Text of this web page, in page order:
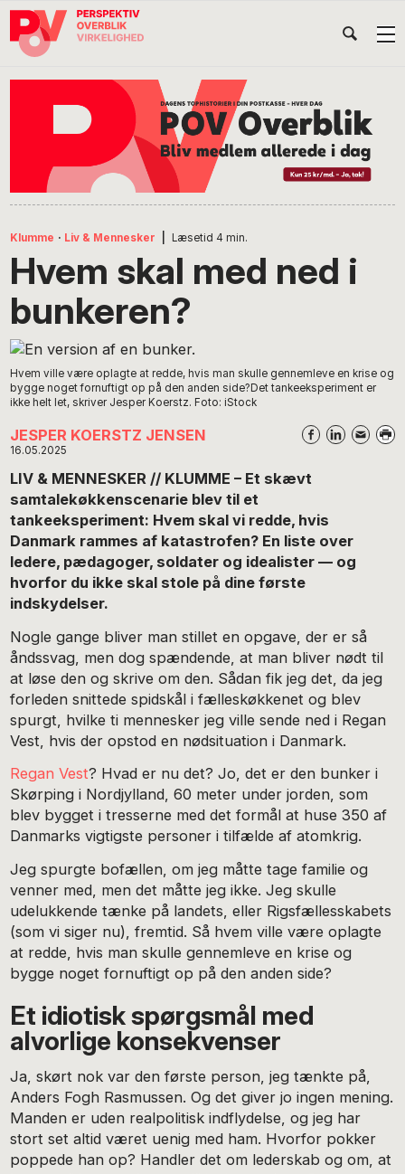
Gå
direkte
Skip
indhold
Gå
direkte
Klumme · Liv & Mennesker Læsetid 4 min.
Hvem skal med ned i
bunkeren?
Hvem ville være oplagte at redde, hvis man skulle gennemleve en krise og
bygge noget fornuftigt op på den anden side?Det tankeeksperiment er
ikke helt let, skriver Jesper Koerstz. Foto: iStock
JESPER KOERSTZ JENSEN
16.05.2025
LIV & MENNESKER // KLUMME – Et skævt
samtalekøkkenscenarie blev til et
tankeeksperiment: Hvem skal vi redde, hvis
Danmark rammes af katastrofen? En liste over
ledere, pædagoger, soldater og idealister — og
hvorfor du ikke skal stole på dine første
indskydelser.
Nogle gange bliver man stillet en opgave, der er så
åndssvag, men dog spændende, at man bliver nødt til
at løse den og skrive om den. Sådan fik jeg det, da jeg
forleden snittede spidskål i fælleskøkkenet og blev
spurgt, hvilke ti mennesker jeg ville sende ned i Regan
Vest, hvis der opstod en nødsituation i Danmark.
Regan Vest? Hvad er nu det? Jo, det er den bunker i
Skørping i Nordjylland, 60 meter under jorden, som
blev bygget i tresserne med det formål at huse 350 af
Danmarks vigtigste personer i tilfælde af atomkrig.
Jeg spurgte bofællen, om jeg måtte tage familie og
venner med, men det måtte jeg ikke. Jeg skulle
udelukkende tænke på landets, eller Rigsfællesskabets
(som vi siger nu), fremtid. Så hvem ville være oplagte
at redde, hvis man skulle gennemleve en krise og
bygge noget fornuftigt op på den anden side?
Et idiotisk spørgsmål med
alvorlige konsekvenser
Ja, skørt nok var den første person, jeg tænkte på,
Anders Fogh Rasmussen. Og det giver jo ingen mening.
Manden er uden realpolitisk indflydelse, og jeg har
stort set altid været uenig med ham. Hvorfor pokker
poppede han op? Handler det om lederskab og om, at